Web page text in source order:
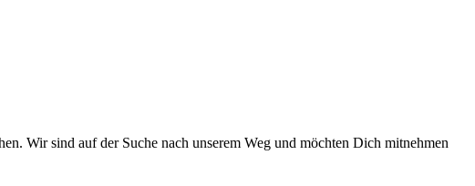
Wir sind auf der Suche nach unserem Weg und möchten Dich mitnehmen